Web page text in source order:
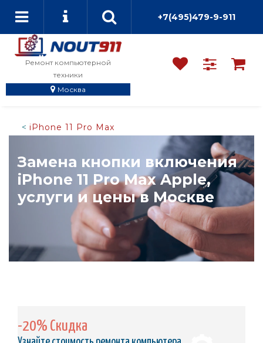
+7(495)479-9-911
Ремонт компьютерной
техники
Москва
iPhone 11 Pro Max
Замена кнопки включения
iPhone 11 Pro Max Apple,
услуги и цены в Москве
-20% Скидка